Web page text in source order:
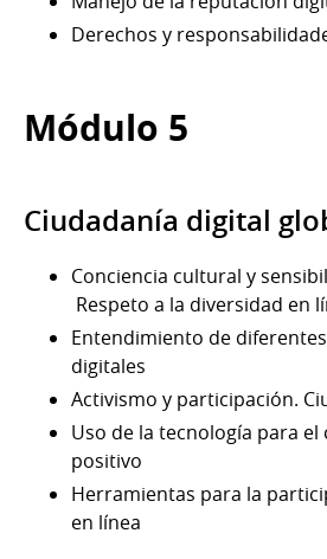
Derechos y
Módulo 5
Ciudadanía digital
Conciencia cultural y
Respeto a la diversidad en
Entendimiento de
digitales
Activismo y participación.
Uso de la tecnología para el
positivo
Herramientas para la
en línea